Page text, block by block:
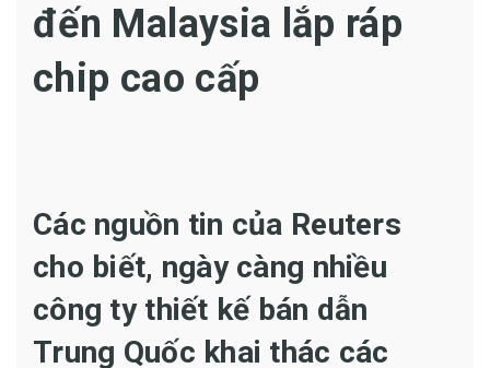
đến Malaysia lắp ráp
chip cao cấp
Các nguồn tin của Reuters
cho biết, ngày càng nhiều
công ty thiết kế bán dẫn
Trung Quốc khai thác các